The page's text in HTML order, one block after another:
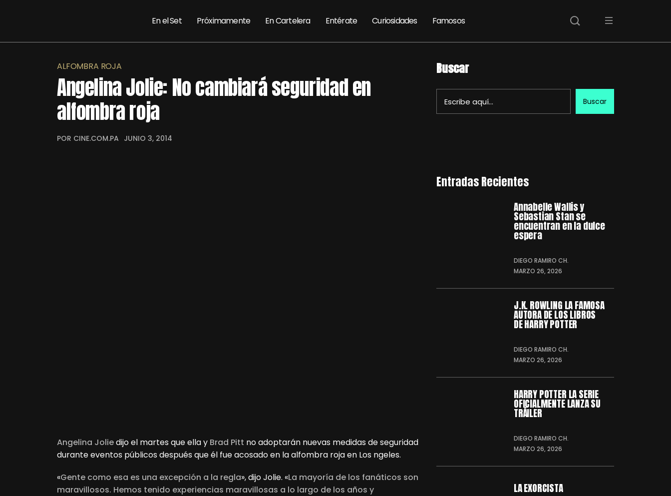
En el Set Próximamente En Cartelera Entérate Curiosidades Famosos
ALFOMBRA ROJA
Angelina Jolie: No cambiará seguridad en
alfombra roja
POR CINE.COM.PA JUNIO 3, 2014
Angelina Joliedijo el martes que ella y Brad Pitt no adoptarán nuevas medidas de seguridad
durante eventos públicos después que él fue acosado en la alfombra roja en Los ngeles.
«Gente como esa es una excepción a la regla», dijo Jolie. «La mayoría de los fanáticos son
maravillosos. Hemos tenido experiencias maravillosas a lo largo de los años y
Buscar
Buscar
Entradas Recientes
Annabelle Wallis y
Sebastian Stan se
encuentran en la dulce
espera
DIEGO RAMIRO CH.
MARZO 26, 2026
J.K. ROWLING LA FAMOSA
AUTORA DE LOS LIBROS
DE HARRY POTTER
DIEGO RAMIRO CH.
MARZO 26, 2026
HARRY POTTER LA SERIE
OFICIALMENTE LANZA SU
TRÁILER
DIEGO RAMIRO CH.
MARZO 26, 2026
LA EXORCISTA